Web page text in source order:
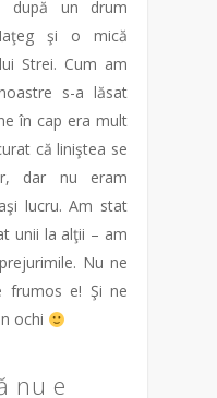
după un drum
şi o mică
Strei. Cum am
s-a lăsat
în cap era mult
că liniştea se
dar nu eram
lucru. Am stat
unii la alţii – am
Nu ne
frumos e! Şi ne
ochi
nu e